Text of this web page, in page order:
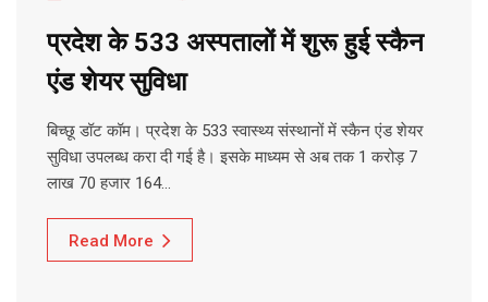
प्रदेश के 533 अस्पतालों में शुरू हुई स्कैन
एंड शेयर सुविधा
बिच्छू डॉट कॉम। प्रदेश के 533 स्वास्थ्य संस्थानों में स्कैन एंड शेयर
सुविधा उपलब्ध करा दी गई है। इसके माध्यम से अब तक 1 करोड़ 7
लाख 70 हजार 164…
Read More